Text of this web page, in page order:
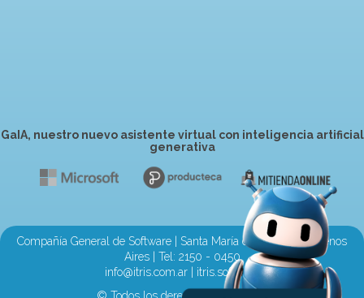
GaIA, nuestro nuevo asistente virtual con inteligencia artificial
generativa
Compañía General de Software | Santa María de Oro 2710, Buenos
Aires | Tel: 2150 - 0450
info@itris.com.ar | itris.software
© Todos los derechos Reservados